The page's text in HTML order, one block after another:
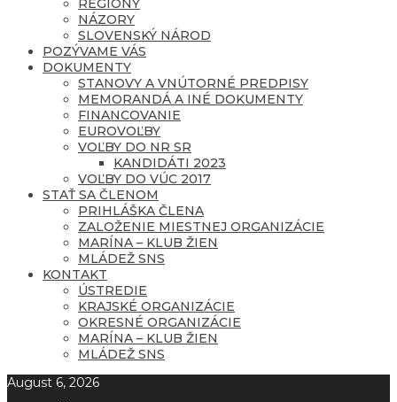
REGIÓNY
NÁZORY
SLOVENSKÝ NÁROD
POZÝVAME VÁS
DOKUMENTY
STANOVY A VNÚTORNÉ PREDPISY
MEMORANDÁ A INÉ DOKUMENTY
FINANCOVANIE
EUROVOĽBY
VOĽBY DO NR SR
KANDIDÁTI 2023
VOĽBY DO VÚC 2017
STAŤ SA ČLENOM
PRIHLÁŠKA ČLENA
ZALOŽENIE MIESTNEJ ORGANIZÁCIE
MARÍNA – KLUB ŽIEN
MLÁDEŽ SNS
KONTAKT
ÚSTREDIE
KRAJSKÉ ORGANIZÁCIE
OKRESNÉ ORGANIZÁCIE
MARÍNA – KLUB ŽIEN
MLÁDEŽ SNS
August 6, 2026